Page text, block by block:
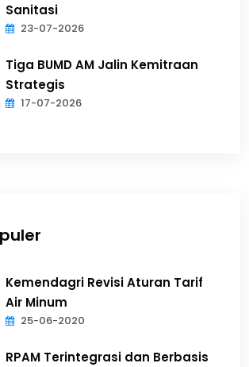
Sanitasi
23-07-2026
Tiga BUMD AM Jalin Kemitraan
Strategis
17-07-2026
Kemendagri Revisi Aturan Tarif
Air Minum
25-06-2020
RPAM Terintegrasi dan Berbasis